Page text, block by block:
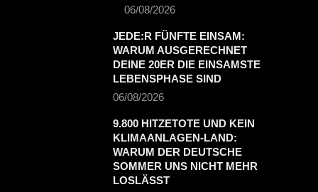
06/08/2026
JEDE:R FÜNFTE EINSAM:
WARUM AUSGERECHNET
DEINE 20ER DIE EINSAMSTE
LEBENSPHASE SIND
06/08/2026
9.800 HITZETOTE UND KEIN
KLIMAANLAGEN-LAND:
WARUM DER DEUTSCHE
SOMMER UNS NICHT MEHR
LOSLÄSST